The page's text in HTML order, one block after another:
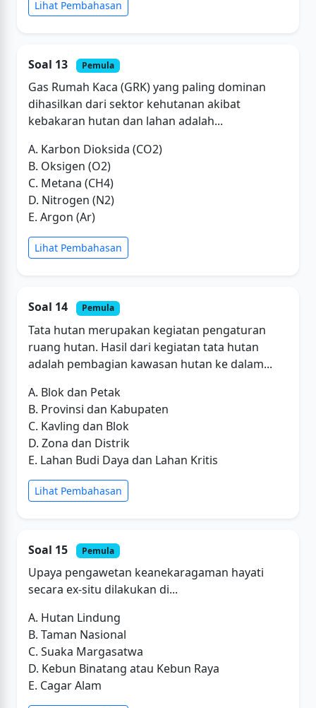
Lihat Pembahasan
Soal 13 Pemula
Gas Rumah Kaca (GRK) yang paling dominan
dihasilkan dari sektor kehutanan akibat
kebakaran hutan dan lahan adalah...
A. Karbon Dioksida (CO2)
B. Oksigen (O2)
C. Metana (CH4)
D. Nitrogen (N2)
E. Argon (Ar)
Lihat Pembahasan
Soal 14 Pemula
Tata hutan merupakan kegiatan pengaturan
ruang hutan. Hasil dari kegiatan tata hutan
adalah pembagian kawasan hutan ke dalam...
A. Blok dan Petak
B. Provinsi dan Kabupaten
C. Kavling dan Blok
D. Zona dan Distrik
E. Lahan Budi Daya dan Lahan Kritis
Lihat Pembahasan
Soal 15 Pemula
Upaya pengawetan keanekaragaman hayati
secara ex-situ dilakukan di...
A. Hutan Lindung
B. Taman Nasional
C. Suaka Margasatwa
D. Kebun Binatang atau Kebun Raya
E. Cagar Alam